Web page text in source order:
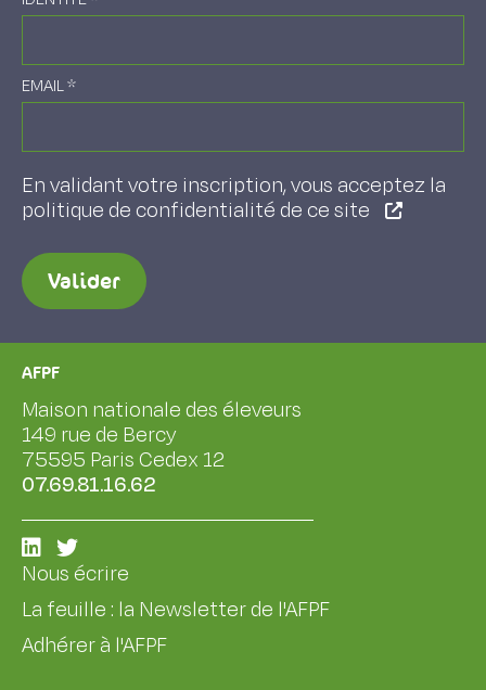
EMAIL*
En validant votre inscription, vous acceptez la
politique de confidentialité de ce site
Valider
AFPF
Maison nationale des éleveurs
149 rue de Bercy
75595 Paris Cedex 12
07.69.81.16.62
Nous écrire
La feuille : la Newsletter de l'AFPF
Adhérer à l'AFPF